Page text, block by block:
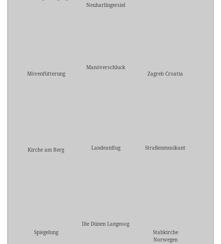
Neuharlingersiel
Mövenfütterung
Manöverschluck
Zagreb Croatia
Kirche am Berg Landeanflug Straßenmusikant
Spiegelung
Die Dünen Langeoog
Stabkirche
Norwegen